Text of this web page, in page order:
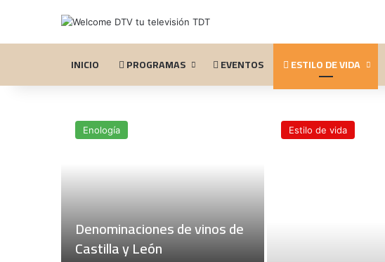
INICIO PROGRAMAS EVENTOS ESTILO DE VIDA
Estilo de vida
Enología
Denominaciones de vinos de
Castilla y León